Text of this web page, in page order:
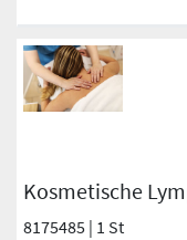
Kosmetische
8175485 | 1 St